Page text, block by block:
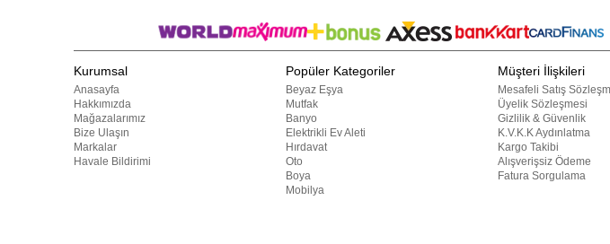
Kurumsal
Anasayfa
Hakkımızda
Mağazalarımız
Bize Ulaşın
Markalar
Havale Bildirimi
Popüler Kategoriler
Beyaz Eşya
Mutfak
Banyo
Elektrikli Ev Aleti
Hırdavat
Oto
Boya
Mobilya
Müşteri İlişkileri
Mesafeli Satış
Üyelik Sözleşmesi
Gizlilik & Güvenlik
K.V.K.K Aydınlatma
Kargo Takibi
Alışverişsiz Ödeme
Fatura Sorgulama